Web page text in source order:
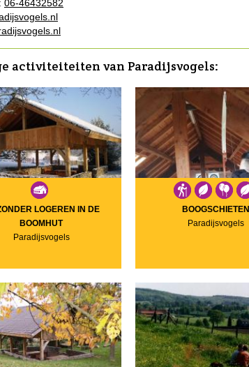
06-46432582
activiteiteiten van Paradijsvogels:
LOGEREN IN DE
BOOMHUT
Paradijsvogels
BOOGSCHIETEN
Paradijsvogels